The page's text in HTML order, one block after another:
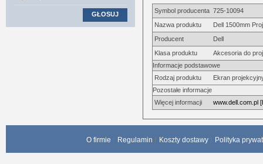
Symbol producenta 725-10094
Nazwa produktu
Dell 1500mm
Producent
Dell
Klasa produktu
Akcesoria do
Informacje podstawowe
Rodzaj produktu
Ekran
Pozostałe informacje
Więcej informacji
www.dell.com.pl
GŁOSUJ
O firmie Regulamin Koszty dostawy Polityka